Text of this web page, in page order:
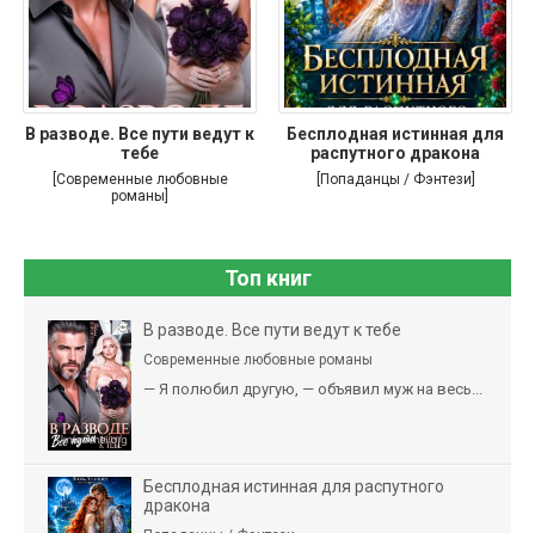
В разводе. Все пути ведут к
тебе
[Современные любовные
романы]
Бесплодная истинная для
распутного дракона
[Попаданцы / Фэнтези]
Топ книг
В разводе. Все пути ведут к тебе
Современные любовные романы
— Я полюбил другую, — объявил муж на весь...
Бесплодная истинная для распутного
дракона